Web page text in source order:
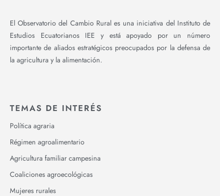
El Observatorio del Cambio Rural es una iniciativa del Instituto de
Estudios Ecuatorianos IEE y está apoyado por un número
importante de aliados estratégicos preocupados por la defensa de
la agricultura y la alimentación.
TEMAS DE INTERÉS
Política agraria
Régimen agroalimentario
Agricultura familiar campesina
Coaliciones agroecológicas
Mujeres rurales